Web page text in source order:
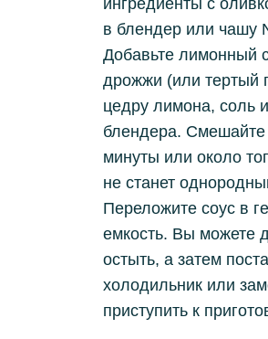
ингредиенты с
в блендер или чашу
Добавьте лимонный
дрожжи (или тертый
цедру лимона, соль
блендера. Смешайте
минуты или около
не станет
Переложите соус в
емкость. Вы можете
остыть, а затем
холодильник или
приступить к